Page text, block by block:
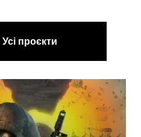
Усі проєкти